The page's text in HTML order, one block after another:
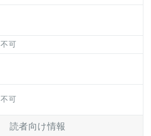
不可
不可
読者向け情報